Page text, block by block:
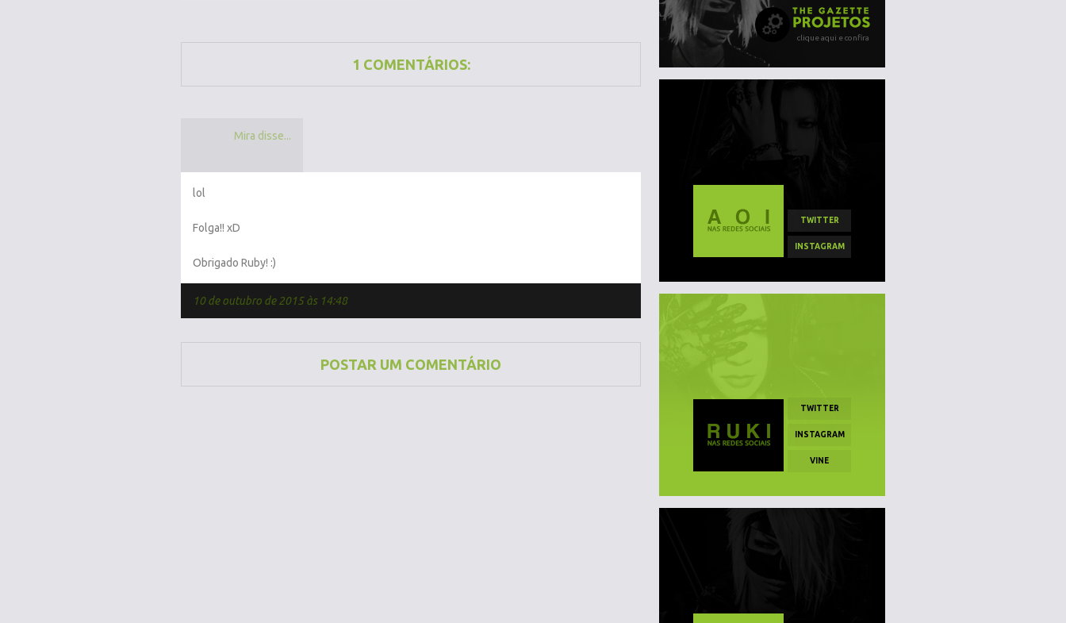
1 COMENTÁRIOS:
Mira disse...
lol
Folga!! xD
Obrigado Ruby! :)
10 de outubro de 2015 às 14:48
POSTAR UM COMENTÁRIO
clique aqui e confira
TWITTER
INSTAGRAM
TWITTER
INSTAGRAM
VINE